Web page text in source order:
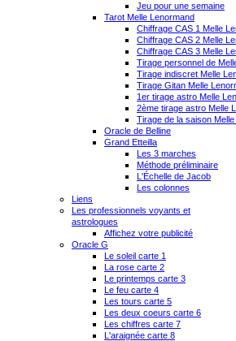
Jeu pour une semaine
Tarot Melle Lenormand
Chiffrage CAS 1 Melle
Chiffrage CAS 2 Melle
Chiffrage CAS 3 Melle
Tirage personnel de
Tirage indiscret Melle
Tirage Gitan Melle
1er tirage astro Melle
2ème tirage astro Melle
Tirage de la saison
Oracle de Belline
Grand Etteilla
Les 3 marches
Méthode préliminaire
L'Échelle de Jacob
Les colonnes
Liens
Les professionnels voyants et
astrologues
Affichez votre publicité
Oracle G
Le soleil carte 1
La rose carte 2
Le printemps carte 3
Le feu carte 4
Les tours carte 5
Les deux coeurs carte 6
Les chiffres carte 7
L'araignée carte 8